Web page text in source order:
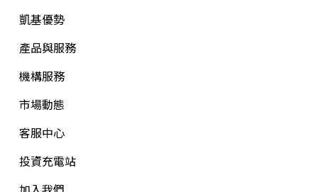
凱基優勢
產品與服務
機構服務
市場動態
客服中心
投資充電站